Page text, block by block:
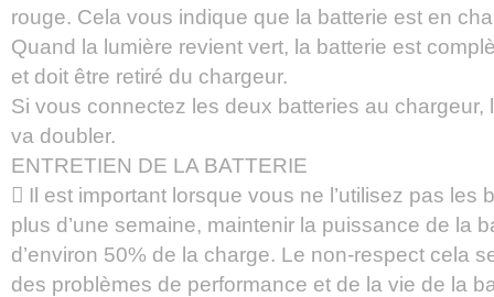
rouge. Cela vous indique que la batterie est en
Quand la lumière revient vert, la batterie est
et doit être retiré du chargeur.
Si vous connectez les deux batteries au chargeur,
va doubler.
ENTRETIEN DE LA BATTERIE
 Il est important lorsque vous ne l’utilisez pas les
plus d’une semaine, maintenir la puissance de la
d’environ 50% de la charge. Le non-respect cela
des problèmes de performance et de la vie de la